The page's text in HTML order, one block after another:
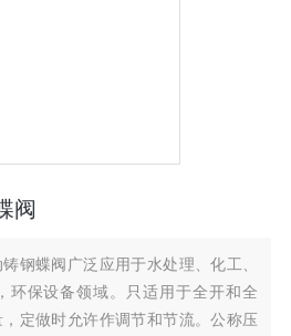
阀
钢蝶阀广泛应用于水处理、化工、
环保设备领域。只适用于全开和全
定做时允许作调节和节流。公称压